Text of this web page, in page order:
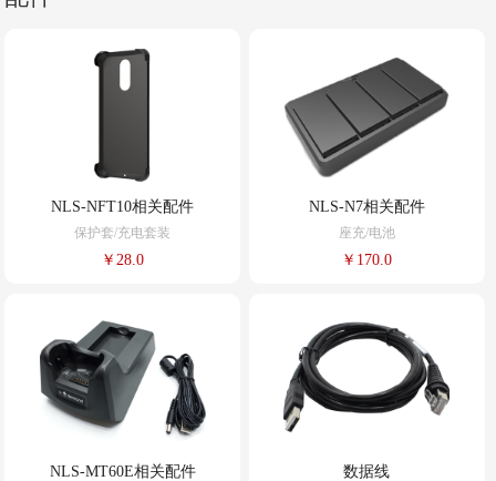
NLS-NFT10相关配件
保护套/充电套装
￥28.0
NLS-N7相关配件
座充/电池
￥170.0
NLS-MT60E相关配件 数据线